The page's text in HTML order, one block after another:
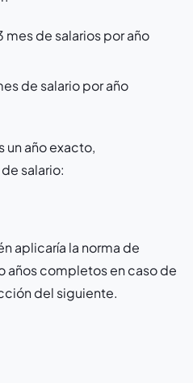
mes de salarios por año
de salario por año
un año exacto,
salario:
aplicaría la norma de
completos en caso de
del siguiente.